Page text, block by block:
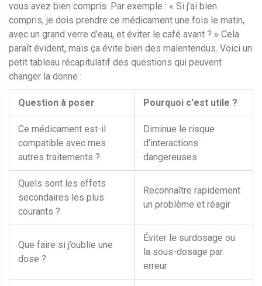
vous avez bien compris. Par exemple : « Si j’ai bien
compris, je dois prendre ce médicament une fois le matin,
avec un grand verre d’eau, et éviter le café avant ? » Cela
paraît évident, mais ça évite bien des malentendus. Voici un
petit tableau récapitulatif des questions qui peuvent
changer la donne :
Question à poser Pourquoi c'est utile ?
Ce médicament est-il
compatible avec mes
autres traitements ?
Diminue le risque
d’interactions
dangereuses
Quels sont les effets
secondaires les plus
courants ?
Reconnaître rapidement
un problème et réagir
Que faire si j’oublie une
dose ?
Éviter le surdosage ou
la sous-dosage par
erreur